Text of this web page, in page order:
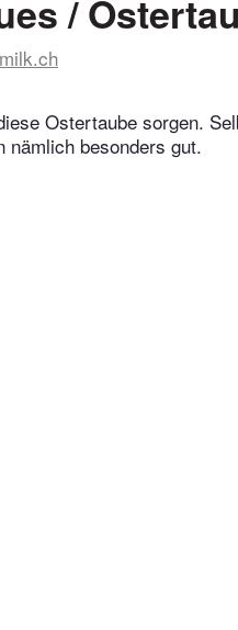
/
Ostertaube sorgen.
besonders gut.